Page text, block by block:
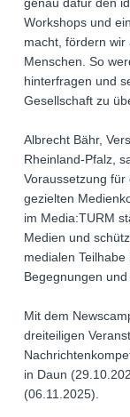
genau dafür den
Workshops und
macht, fördern
Menschen. So
hinterfragen und
Gesellschaft zu
Albrecht Bähr,
Rheinland-Pfalz,
Voraussetzung
gezielten
im Media:TURM
Medien und
medialen
Begegnungen
Mit dem
dreiteiligen
in Daun
(06.11.2025).